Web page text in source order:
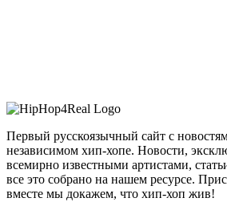
Первый русскоязычный сайт с
независимом хип-хопе. Новости,
всемирно известными артистами,
все это собрано на нашем ресурсе.
вместе мы докажем, что хип-хоп жив!